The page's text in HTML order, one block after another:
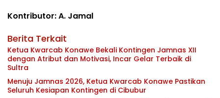
Kontributor: A. Jamal
Berita Terkait
Ketua Kwarcab Konawe Bekali Kontingen Jamnas XII
dengan Atribut dan Motivasi, Incar Gelar Terbaik di
Sultra
Menuju Jamnas 2026, Ketua Kwarcab Konawe Pastikan
Seluruh Kesiapan Kontingen di Cibubur